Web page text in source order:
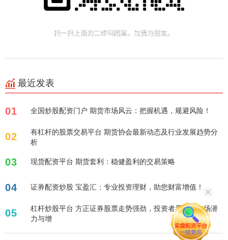
最近发表
01 全国炒股配资门户 期货市场风云：把握机遇，规避风险！
02
有杠杆的股票交易平台 期货协会最新动态及行业发展趋势分
析
03 现货配资平台 期货套利：稳健盈利的交易策略
04 证券配资炒股 宝盈汇：专业投资理财，助您财富增值！
05
杠杆炒股平台 方正证券股票走势强劲，投资者看好其市场潜
力与增